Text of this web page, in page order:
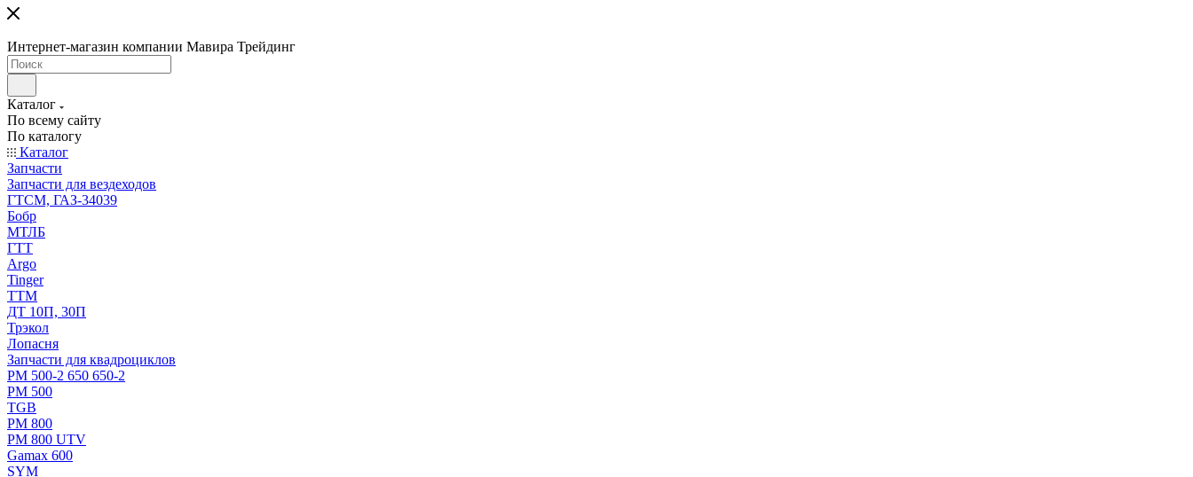
Интернет-магазин компании Мавира Трейдинг
Каталог
По всему сайту
По каталогу
Каталог
Запчасти
Запчасти для вездеходов
ГТСМ, ГАЗ-34039
Бобр
МТЛБ
ГТТ
Argo
Tinger
ТТМ
ДТ 10П, 30П
Трэкол
Лопасня
Запчасти для квадроциклов
РМ 500-2 650 650-2
РМ 500
TGB
РМ 800
РМ 800 UTV
Gamax 600
SYM